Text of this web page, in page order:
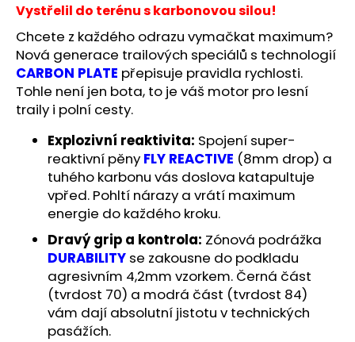
Vystřelil do terénu s karbonovou silou!
Chcete z každého odrazu vymačkat maximum?
Nová generace trailových speciálů s technologií
CARBON PLATE přepisuje pravidla rychlosti.
Tohle není jen bota, to je váš motor pro lesní
traily i polní cesty.
Explozivní reaktivita: Spojení super-
reaktivní pěny FLY REACTIVE (8mm drop) a
tuhého karbonu vás doslova katapultuje
vpřed. Pohltí nárazy a vrátí maximum
energie do každého kroku.
Dravý grip a kontrola: Zónová podrážka
DURABILITY se zakousne do podkladu
agresivním 4,2mm vzorkem. Černá část
(tvrdost 70) a modrá část (tvrdost 84)
vám dají absolutní jistotu v technických
pasážích.
u
č
u
j
e
m
e
BĚŽECKÁ
BUNDA
RONHILL
STRIDE
SUNDOWN
JACKET
Původně: